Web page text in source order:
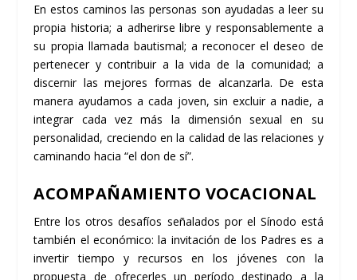
En estos caminos las personas son ayudadas a leer su
propia historia; a adherirse libre y responsablemente a
su propia llamada bautismal; a reconocer el deseo de
pertenecer y contribuir a la vida de la comunidad; a
discernir las mejores formas de alcanzarla. De esta
manera ayudamos a cada joven, sin excluir a nadie, a
integrar cada vez más la dimensión sexual en su
personalidad, creciendo en la calidad de las relaciones y
caminando hacia “el don de sí”.
ACOMPAÑAMIENTO VOCACIONAL
Entre los otros desafíos señalados por el Sínodo está
también el económico: la invitación de los Padres es a
invertir tiempo y recursos en los jóvenes con la
propuesta de ofrecerles un período destinado a la